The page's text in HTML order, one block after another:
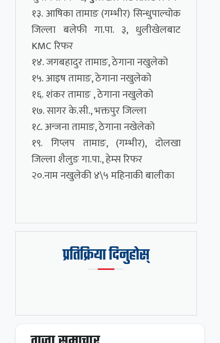
१३. आषिका तामाङ (गम्भीर) सिन्धुपाल्चोक
जिल्ला बलेफी गा.पा. ३, धुलीखेलबाट
KMC रिफर
१४. जगबहादुर तामाङ, ठेगाना नखुलेको
१५. आइष तामाङ, ठेगाना नखुलेको
१६. शंकर तामाङ , ठेगाना नखुलेको
१७. सागर के.सी., भक्तपुर जिल्ला
१८. अन्जना तामाङ, ठेगाना नखेलेको
१९. गिप्लप तामाङ, (गम्भीर), दोलखा
जिल्ला शैलुङ गा.पा., हेम्स रिफर
२०.नाम नखुलेकी ४\५ महिनाकी बालीका
प्रतिक्रिया दिनुहोस्